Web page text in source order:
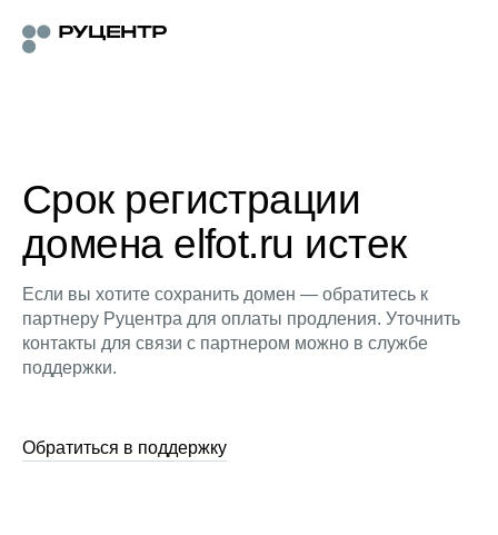
Срок регистрации
домена elfot.ru истек
Если вы хотите сохранить домен — обратитесь к
партнеру Руцентра для оплаты продления. Уточнить
контакты для связи с партнером можно в службе
поддержки.
Обратиться в поддержку